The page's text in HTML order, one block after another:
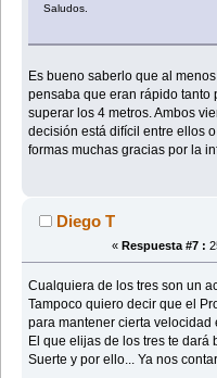
Saludos.
Es bueno saberlo que al
pensaba que eran rápido tanto
superar los 4 metros. Ambos
decisión está difícil entre ellos
formas muchas gracias por la
Diego T
« Respuesta #7 :
Cualquiera de los tres son un
Tampoco quiero decir que el
para mantener cierta
El que elijas de los tres te dará
Suerte y por ello... Ya nos